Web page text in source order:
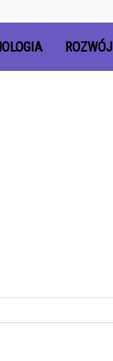
ROZWÓJ